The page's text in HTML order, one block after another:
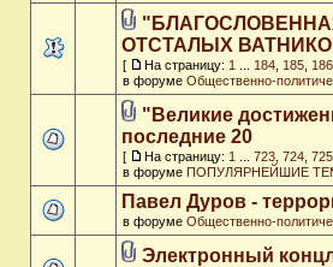
ОТСТАЛЫХ
[ На страницу: 1 184 185 186
в форуме Общественно-
"Великие
последние 20
[ На страницу: 1 723 724 725
в форуме ПОПУЛЯРНЕЙШИЕ
Павел Дуров -
в форуме Общественно-
Электронный